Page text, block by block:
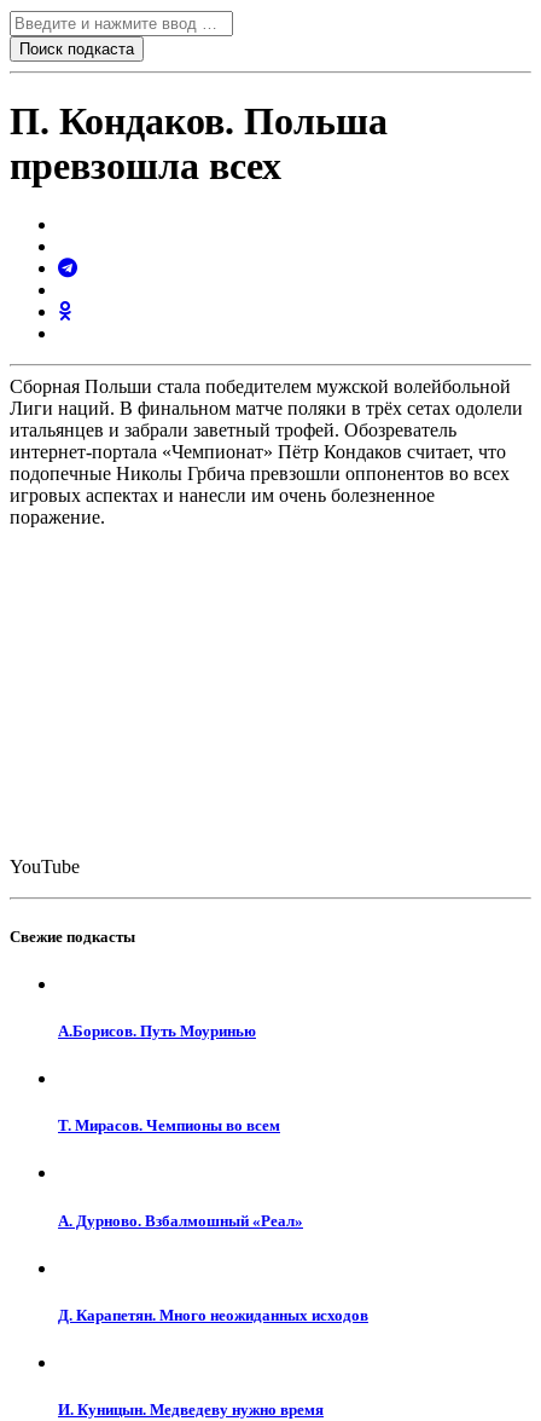
П. Кондаков. Польша
превзошла всех
Сборная Польши стала победителем мужской волейбольной
Лиги наций. В финальном матче поляки в трёх сетах одолели
итальянцев и забрали заветный трофей. Обозреватель
интернет-портала «Чемпионат» Пётр Кондаков считает, что
подопечные Николы Грбича превзошли оппонентов во всех
игровых аспектах и нанесли им очень болезненное
поражение.
YouTube
Свежие подкасты
А.Борисов. Путь Моуринью
Т. Мирасов. Чемпионы во всем
А. Дурново. Взбалмошный «Реал»
Д. Карапетян. Много неожиданных исходов
И. Куницын. Медведеву нужно время